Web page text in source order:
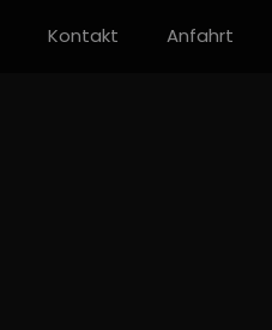
Kontakt Anfahrt